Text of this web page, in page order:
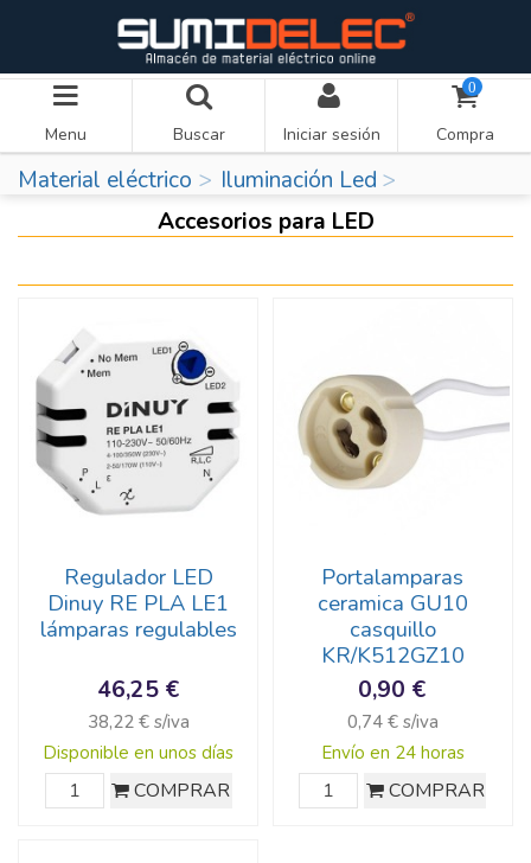
Menu Buscar Iniciar sesión
0
Compra
Material eléctrico
Iluminación Led
Accesorios para LED
Regulador LED
Dinuy RE PLA LE1
lámparas regulables
46,25 €
38,22 € s/iva
Disponible en unos días
COMPRAR
Portalamparas
ceramica GU10
casquillo
KR/K512GZ10
0,90 €
0,74 € s/iva
Envío en 24 horas
COMPRAR